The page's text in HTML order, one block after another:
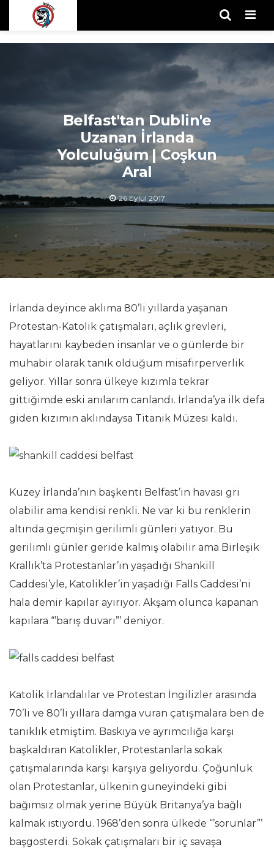
Belfast'tan Dublin'e
Uzanan İrlanda
Yolculuğum | Coşkun
Aral
26 Eylül 2017
İrlanda deyince aklıma 80’li yıllarda yaşanan
Protestan-Katolik çatışmaları, açlık grevleri,
hayatlarını kaybeden insanlar ve o günlerde bir
muhabir olarak tanık olduğum misafirperverlik
geliyor. Yıllar sonra ülkeye kızımla tekrar
gittiğimde eski anılarım canlandı. İrlanda’ya ilk defa
giden kızımın aklındaysa Titanik Müzesi kaldı.
Kuzey İrlanda’nın başkenti Belfast’ın havası gri
olabilir ama kendisi renkli. Ne var ki bu renklerin
altında geçmişin gerilimli günleri yatıyor. Bu
gerilimli günler geride kalmış olabilir ama Birleşik
Krallık’ta Protestanlar’ın yaşadığı Shankill
Caddesi’yle, Katolikler’in yaşadığı Falls Caddesi’ni
hala demir kapılar ayırıyor. Akşam olunca kapanan
kapılara “’barış duvarı”’ deniyor.
Katolik İrlandalılar ve Protestan İngilizler arasında
70’li ve 80’li yıllara damga vuran çatışmalara ben de
tanıklık etmiştim. Baskıya ve ayrımcılığa karşı
başkaldıran Katolikler, Protestanlarla sokak
çatışmalarında karşı karşıya geliyordu. Çoğunluk
olan Protestanlar, ülkenin güneyindeki gibi
bağımsız olmak yerine Büyük Britanya’ya bağlı
kalmak istiyordu. 1968’den sonra ülkede “’sorunlar”’
başgösterdi. Sokak çatışmaları bir iç savaşa